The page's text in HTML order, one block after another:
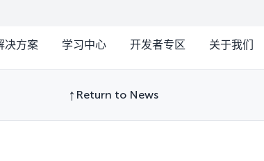
决方案 学习中心 开发者专区 关于我们
Return to News